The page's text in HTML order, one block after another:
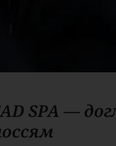
SPA —